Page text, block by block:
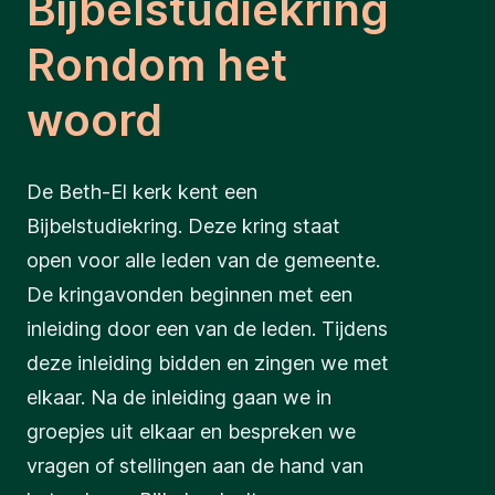
Rondom het
woord
De Beth-El kerk kent een
Bijbelstudiekring. Deze kring staat
open voor alle leden van de gemeente.
De kringavonden beginnen met een
inleiding door een van de leden. Tijdens
deze inleiding bidden en zingen we met
elkaar. Na de inleiding gaan we in
groepjes uit elkaar en bespreken we
vragen of stellingen aan de hand van